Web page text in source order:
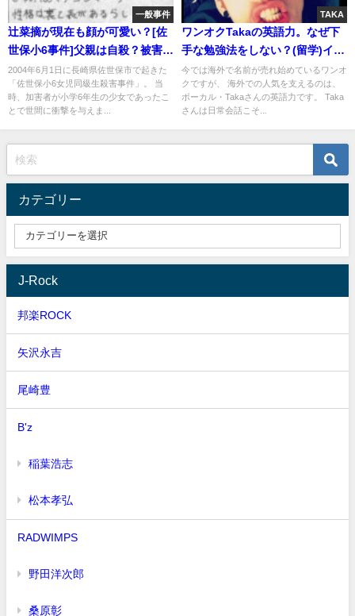
一般事件
辻菜摘が現在も顔が可愛い？[佐
世保小6事件]父親は自殺？被害者
の御手洗さん
2004年6月1日に長崎県佐世保市で起きた
「佐世保小6女児同級生殺害事件」。 当
時、加害者が小学6年生の少女であったこ
とで世間に衝撃を与えま...
TAKA
ワンオクTakaの英語力。なぜ下
手な勉強法をしない？(留学)イン
タビューでの発音(動画)
今では海外で名前が売れ始めているワンオ
クですが、 海外での人気を支えるのは、
ボーカル・Takaさんの英語力です。 Taka
さんは日常会話こそ...
カテゴリー
J-Rock
邦楽ROCK
矢沢永吉
尾崎豊
B'z
稲葉浩志
松本孝弘
RADWIMPS
野田洋次郎
桑原彰